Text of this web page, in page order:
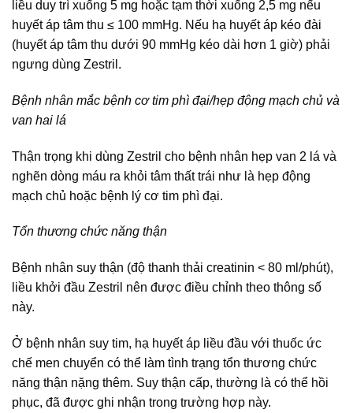
liều duy trì xuống 5 mg hoặc tạm thời xuống 2,5 mg nếu
huyết áp tâm thu ≤ 100 mmHg. Nếu hạ huyết áp kéo đài
(huyết áp tâm thu dưới 90 mmHg kéo dài hơn 1 giờ) phải
ngưng dùng Zestril.
Bệnh nhân mắc bệnh cơ tim phì đại/hẹp động mạch chủ và
van hai lá
Thận trọng khi dùng Zestril cho bệnh nhân hẹp van 2 lá và
nghẽn dòng máu ra khỏi tâm thất trái như là hẹp động
mạch chủ hoặc bệnh lý cơ tim phì đại.
Tổn thương chức năng thận
Bệnh nhân suy thận (độ thanh thải creatinin < 80 ml/phút),
liều khởi đầu Zestril nên được điều chỉnh theo thông số
này.
Ở bệnh nhân suy tim, hạ huyết áp liều đầu với thuốc ức
chế men chuyển có thể làm tình trạng tổn thương chức
năng thận nặng thêm. Suy thận cấp, thường là có thể hồi
phục, đã được ghi nhận trong trường hợp này.